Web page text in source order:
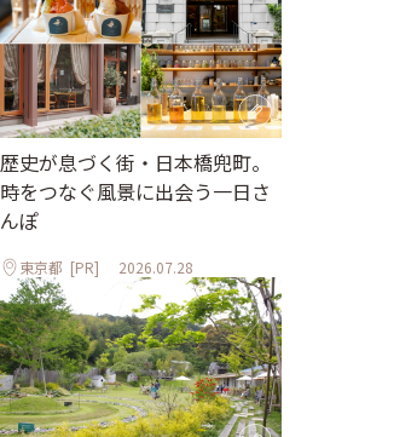
歴史が息づく街・日本橋兜町。
時をつなぐ風景に出会う一日さ
んぽ
東京都 [PR] 2026.07.28